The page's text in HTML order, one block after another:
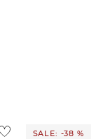
SALE: -38 %